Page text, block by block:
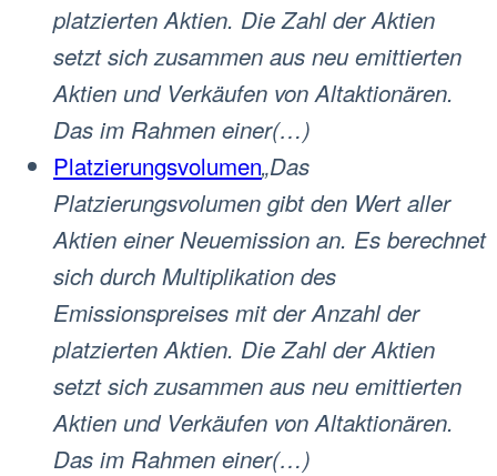
platzierten Aktien. Die Zahl der Aktien
setzt sich zusammen aus neu emittierten
Aktien und Verkäufen von Altaktionären.
Das im Rahmen einer(…)
Platzierungsvolumen„Das
Platzierungsvolumen gibt den Wert aller
Aktien einer Neuemission an. Es berechnet
sich durch Multiplikation des
Emissionspreises mit der Anzahl der
platzierten Aktien. Die Zahl der Aktien
setzt sich zusammen aus neu emittierten
Aktien und Verkäufen von Altaktionären.
Das im Rahmen einer(…)